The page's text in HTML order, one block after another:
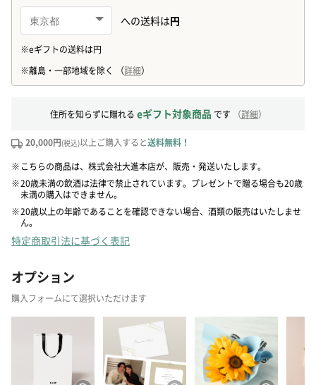
住所を知らずに贈れる eギフト対象商品 です （詳細）
20,000円(税込)以上ご購入すると送料無料！
※ こちらの商品は、株式会社大進本店が、販売・発送いたします。
※20歳未満の飲酒は法律で禁止されています。プレゼントで贈る場合も20歳
未満の購入はできません。
※20歳以上の年齢であることを確認できない場合、酒類の販売はいたしませ
ん。
特定商取引法に基づく表記
オプション
購入フォームにて選択いただけます